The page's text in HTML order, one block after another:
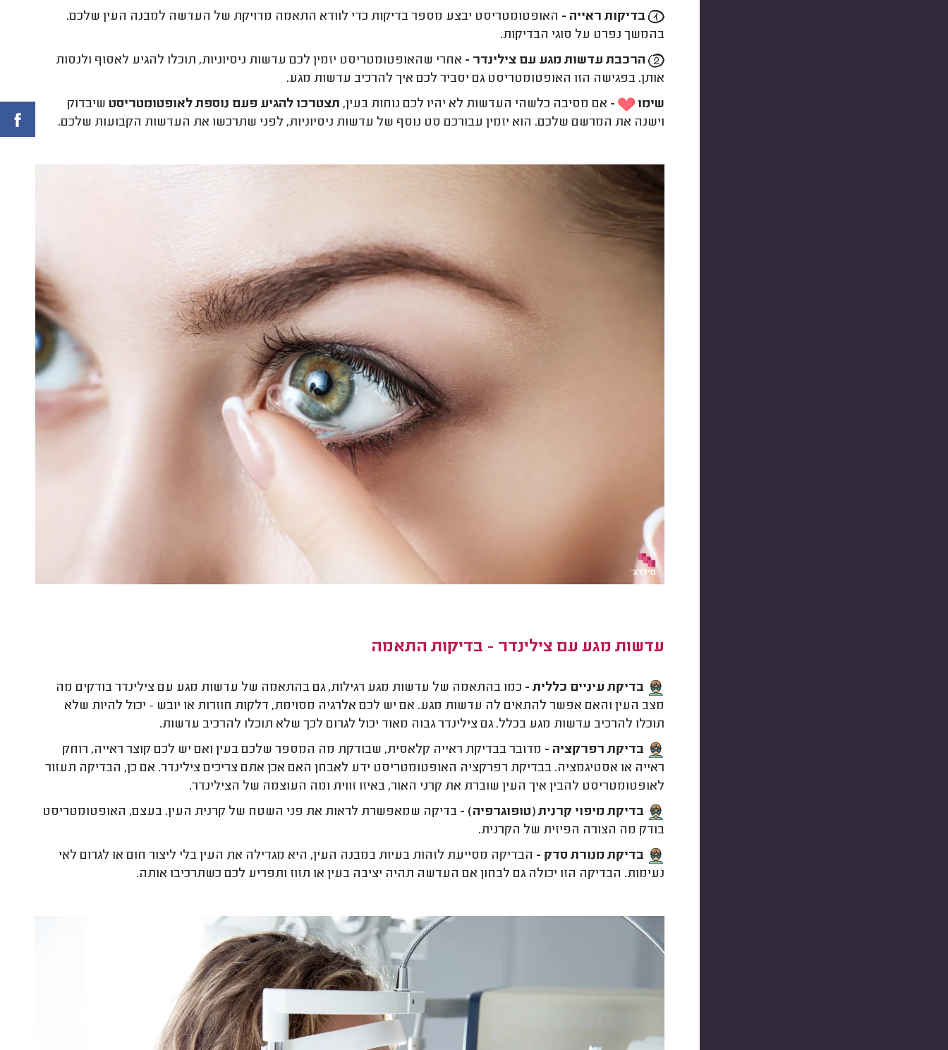
בדיקות ראייה - האופטומטריסט יבצע מספר בדיקות כדי לוודא התאמה מדויקת של העדשה למבנה העין שלכם.
בהמשך נפרט על סוגי הבדיקות.
הרכבת עדשות מגע עם צילינדר - אחרי שהאופטומטריסט יזמין לכם עדשות ניסיוניות, תוכלו להגיע לאסוף ולנסות
אותן. בפגישה הזו האופטומטריסט גם יסביר לכם איך להרכיב עדשות מגע.
שימו
- אם מסיבה כלשהי העדשות לא יהיו לכם נוחות בעין, תצטרכו להגיע פעם נוספת לאופטומטריסט שיבדוק
וישנה את המרשם שלכם. הוא יזמין עבורכם סט נוסף של עדשות ניסיוניות, לפני שתרכשו את העדשות הקבועות שלכם.
עדשות מגע עם צילינדר - בדיקות התאמה
בדיקת עיניים כללית - כמו בהתאמה של עדשות מגע רגילות, גם בהתאמה של עדשות מגע עם צילינדר בודקים מה
מצב העין והאם אפשר להתאים לה עדשות מגע. אם יש לכם אלרגיה מסוימת, דלקות חוזרות או יובש - יכול להיות שלא
תוכלו להרכיב עדשות מגע בכלל. גם צילינדר גבוה מאוד יכול לגרום לכך שלא תוכלו להרכיב עדשות.
בדיקת רפרקציה - מדובר בבדיקת ראייה קלאסית, שבודקת מה המספר שלכם בעין ואם יש לכם קוצר ראייה, רוחק
ראייה או אסטיגמציה. בבדיקת רפרקציה האופטומטריסט ידע לאבחן האם אכן אתם צריכים צילינדר. אם כן, הבדיקה תעזור
לאופטומטריסט להבין איך העין שוברת את קרני האור, באיזו זווית ומה העוצמה של הצילינדר.
בדיקת מיפוי קרנית (טופוגרפיה) - בדיקה שמאפשרת לראות את פני השטח של קרנית העין. בעצם, האופטומטריסט
בודק מה הצורה הפיזית של הקרנית.
בדיקת מנורת סדק - הבדיקה מסייעת לזהות בעיות במבנה העין, היא מגדילה את העין בלי ליצור חום או לגרום לאי
נעימות. הבדיקה הזו יכולה גם לבחון אם העדשה תהיה יציבה בעין או תזוז ותפריע לכם כשתרכיבו אותה.